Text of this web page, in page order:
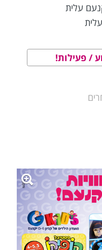
עלית
/ פעילות!